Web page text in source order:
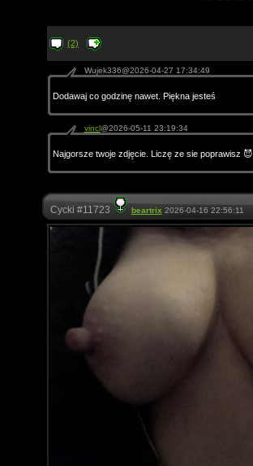
(2)
Wujek336@2026-04-27 17:34:49
Dodawaj co godzinę nawet. Piękna jesteś
vincl@2026-05-11 23:19:34
Najgorsze twoje zdjęcie. Liczę ze sie poprawisz 😈
Cycki #11723 beartrix 2026-04-16 22:56:11